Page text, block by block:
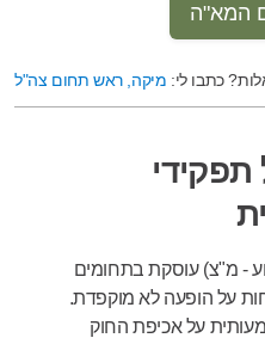
המא"ה
כתבו לי: מיקה, ראש תחום צה"ל
- מ"צ) עוסקת בתחומים
על הופעה לא מוקפדת.
על אכיפת החוק